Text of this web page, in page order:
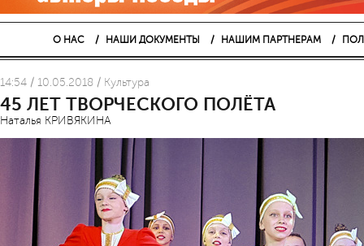
О НАС НАШИ ДОКУМЕНТЫ НАШИМ ПАРТНЕРАМ
14:54 / 10.05.2018 / Культура
45 ЛЕТ ТВОРЧЕСКОГО ПОЛЁТА
Наталья КРИВЯКИНА